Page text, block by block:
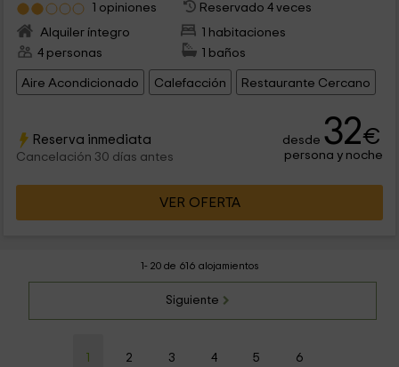
1 opiniones
Reservado 4 veces
Alquiler íntegro
1 habitaciones
4 personas
1 baños
Aire Acondicionado Calefacción Restaurante Cercano
Reserva inmediata
Cancelación 30 días antes
desde 32€
persona y noche
VER OFERTA
1- 20 de 616 alojamientos
Siguiente
2 3 4 5 6